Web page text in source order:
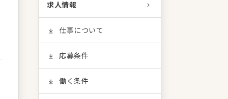
求人情報
仕事について
応募条件
働く条件